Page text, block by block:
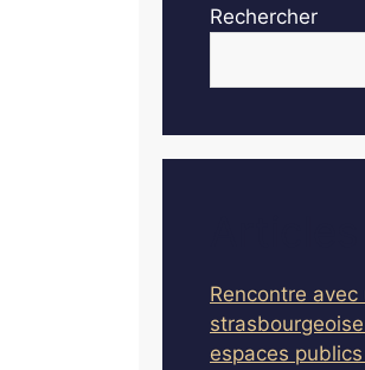
Rechercher
Rencontre
espaces